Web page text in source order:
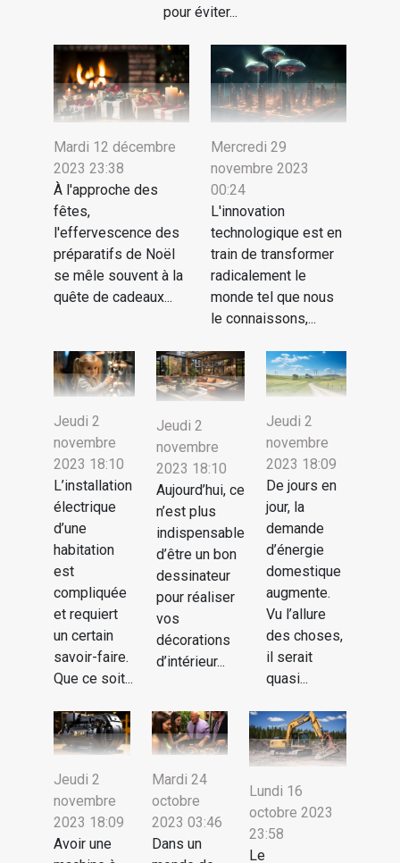
pour éviter...
Mardi 12 décembre
2023 23:38
À l'approche des
fêtes,
l'effervescence des
préparatifs de Noël
se mêle souvent à la
quête de cadeaux...
Mercredi 29
novembre 2023
00:24
L'innovation
technologique est en
train de transformer
radicalement le
monde tel que nous
le connaissons,...
Jeudi 2
novembre
2023 18:10
L’installation
électrique
d’une
habitation
est
compliquée
et requiert
un certain
savoir-faire.
Que ce soit...
Jeudi 2
novembre
2023 18:10
Aujourd’hui, ce
n’est plus
indispensable
d’être un bon
dessinateur
pour réaliser
vos
décorations
d’intérieur...
Jeudi 2
novembre
2023 18:09
De jours en
jour, la
demande
d’énergie
domestique
augmente.
Vu l’allure
des choses,
il serait
quasi...
Jeudi 2
novembre
2023 18:09
Avoir une
Mardi 24
octobre
2023 03:46
Dans un
Lundi 16
octobre 2023
23:58
Le